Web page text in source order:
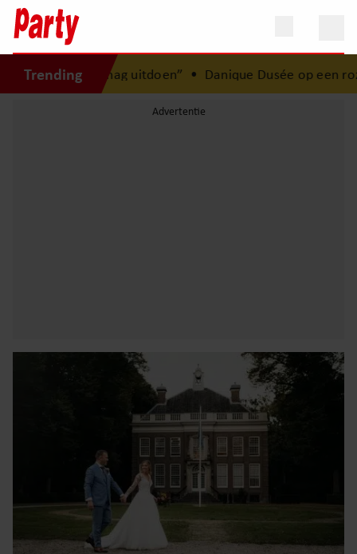
Trending
mag uitdoen”• Danique Dusée op een roze wolk na